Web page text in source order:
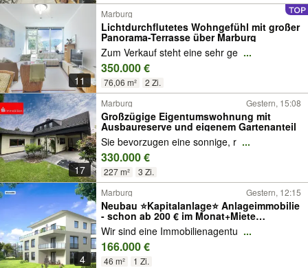
11
Marburg
Lichtdurchflutetes Wohngefühl mit großer
Panorama-Terrasse über Marburg
Zum Verkauf steht eine sehr ge ...
350.000 €
76,06 m² 2 Zi.
17
Marburg Gestern, 15:08
Großzügige Eigentumswohnung mit
Ausbaureserve und eigenem Gartenanteil
Sie bevorzugen eine sonnige, r ...
330.000 €
227 m² 3 Zi.
4
Marburg Gestern, 12:15
Neubau ⭐Kapitalanlage⭐ Anlageimmobilie
- schon ab 200 € im Monat+Miete
Pflegeimmobilie | Investment |
Altersvorsorge
Wir sind eine Immobilienagentu ...
166.000 €
46 m² 1 Zi.